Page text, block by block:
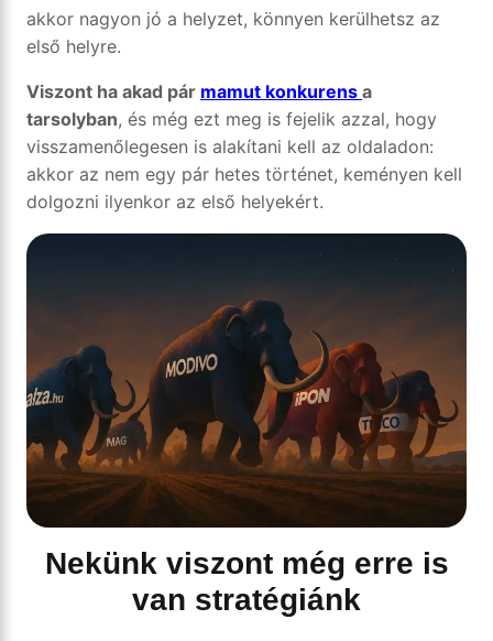
akkor nagyon jó a helyzet, könnyen kerülhetsz az
első helyre.
Viszont ha akad pár mamut konkurens a
tarsolyban, és még ezt meg is fejelik azzal, hogy
visszamenőlegesen is alakítani kell az oldaladon:
akkor az nem egy pár hetes történet, keményen kell
dolgozni ilyenkor az első helyekért.
Nekünk viszont még erre is
van stratégiánk